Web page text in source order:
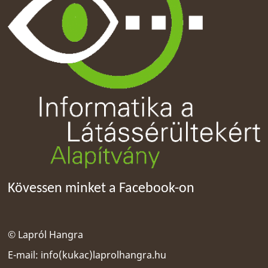
Kövessen minket a Facebook-on
© Lapról Hangra
E-mail: info(kukac)laprolhangra.hu